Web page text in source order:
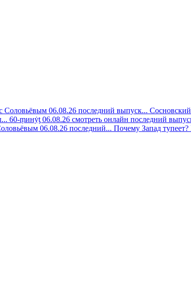
Соловьёвым 06.08.26 последний выпуск...
60-ṃинẏƫ 06.08.26 смотреть онлайн последний
06.08.26 последний... Почему Запад